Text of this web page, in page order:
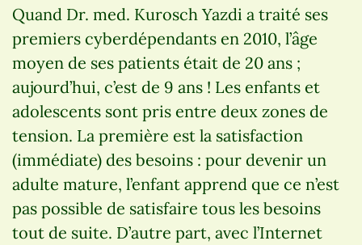
Quand Dr. med. Kurosch Yazdi a traité ses
premiers cyberdépendants en 2010, l’âge
moyen de ses patients était de 20 ans ;
aujourd’hui, c’est de 9 ans ! Les enfants et
adolescents sont pris entre deux zones de
tension. La première est la satisfaction
(immédiate) des besoins : pour devenir un
adulte mature, l’enfant apprend que ce n’est
pas possible de satisfaire tous les besoins
tout de suite. D’autre part, avec l’Internet